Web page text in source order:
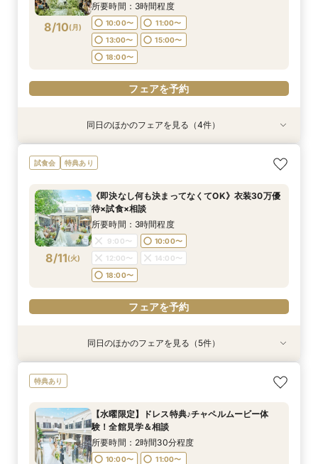
8/10(月)
所要時間：3時間程度
10:00〜
11:00〜
13:00〜
15:00〜
18:00〜
フェアを予約
特典あり
8/10(月)
限定1組＼ライブキッチン体験／料理ランクアッ
プ特典＆来館特典3万円国産牛×オマール海老豪
所要時間：3時間程度
13:00〜
15:00〜
18:00〜
フェアを予約
特典あり
8/10(月)
【少人数検討の方】10名54万円プラン×コース試
食×貸切見学
10:00〜
13:00〜
15:00〜
18:00〜
フェアを予約
特典あり
8/10(月)
《何も決まってなくてOK！1組貸切W体験》１件
目来館特典◆衣装30万円分優待【来館特典】総
所要時間：3時間程度
13:00〜
15:00〜
18:00〜
フェアを予約
8/10(月)
【90分クイック】短時間で貸切り会場見学＆お
悩み解決相談会
10:00〜
13:00〜
15:00〜
18:00〜
フェアを予約
同日のほかのフェアを見る（4件）
試食会 特典あり
8/11(火)
《即決なし何も決まってなくてOK》衣装30万優
待×試食×相談
所要時間：3時間程度
9:00〜
10:00〜
12:00〜
14:00〜
18:00〜
フェアを予約
特典あり
8/11(火)
マイナビ限定特典あり【美食体験◆出来立てを愉
チャペル×本格模擬挙式
所要時間：3時間程度
12:00〜
14:00〜
特典あり
8/11(火)
マイナビ限定《後悔のない式場選びを◎2件目以
降の方おすすめ》安心のスタッフ力×牛フィレ付
所要時間：3時間程度
12:00〜
14:00〜
8/11(火)
【90分クイック】短時間で貸切り会場見学＆お
10:00〜
12:00〜
14:00〜
18:00〜
特典あり
8/11(火)
【少人数検討の方】10名54万円プラン×コース試
9:00〜
10:00〜
12:00〜
14:00〜
18:00〜
特典あり
8/11(火)
マイナビ限定BIG《結婚式ALL体験*最大150万特
典》圧巻チャペル付き大邸宅貸切W×ドレス見学
9:00〜
10:00〜
12:00〜
14:00〜
18:00〜
同日のほかのフェアを見る（5件）
特典あり
【水曜限定】ドレス特典♪チャペルムービー体
験！全館見学＆相談
所要時間：2時間30分程度
10:00〜
11:00〜